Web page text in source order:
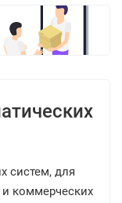
систем, для
коммерческих